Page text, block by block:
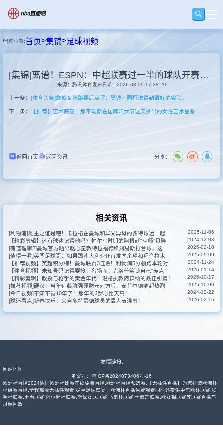
足球直播
篮球直播
集锦
新闻
其他联赛
当前位置:首页>集锦>足球视频
[集锦]离谱！ESPN：中超联赛过一半的球队开赛积分为负数
来源：腾讯体育发布日期：2026-03-09 17:28:20
上一条： [体育头条]詹俊＆张路赛后点评：曼城不同打法得到很好的实验，
下一条： 【推荐】艺术底蕴！那不勒斯在国际妇女节这天推出的女性艺术品系
返回首页 返回资讯 分享：
相关资讯
[利物浦]地主之谊是吧！卡拉格在曼城和异父异母的多特球迷一起 2025-11-06
【精彩剪辑】还有球迷记得他吗？帕尔马时期的阿根廷“巫师”贝隆 2024-12-03
[有道理嘛?]曼城官方晒出赵心童教特拉福德和刘易斯打台球，这 2026-02-10
[值得一看]英国足球哥：如果踢澳大利亚还首发向余望和拜合拉木 2025-09-09
【推荐视频】英超积分榜！曼城联赛3连败！利物浦5分领跑本轮对 2024-11-24
【体育视频】未知号码记得要接！名场面：克洛普笑谈自己“差点” 2026-01-14
【精彩剪辑】教授与枪手的黄金年代！温格执教阿森纳的最佳引援！ 2025-10-17
[推荐视频]硬汉！当年远藤航强硬防守对方后，安菲尔德响起热烈 2025-10-09
[今日视频]不知不觉10年了！那年的J罗心比天高！ 2024-12-22
[球迷看点]新春快乐！来自多特蒙德球员的情人节混剪！ 2026-02-15
友情链接:
网站地图
备案号： 沪ICP备2024073406号-16
欧洲杯直播2024德国欧洲杯比赛在线免费直播,欧洲杯直播预选赛,【无插件直播】为您打造欧洲杯
小组赛直播,全程高清无插件观看,尽享足球盛宴。欧洲杯直播免费观看同时还提供中东欧杯联赛,埃
塞杯联赛,土丙联赛,阿尔超杯联赛,斯伐女联联赛,马来杯联赛,土篮乙联赛,欧女锦联赛等联赛直播与
录像回放。